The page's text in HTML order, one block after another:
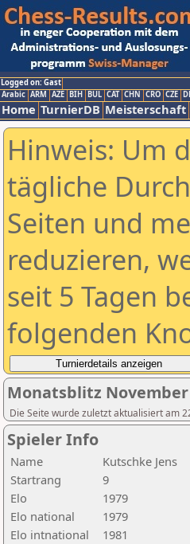
Logged on: Gast
Arabic ARM AZE BIH BUL CAT CHN CRO CZE
Home TurnierDB Meisterschaft
Hinweis: Um
tägliche
Seiten und
reduzieren,
seit 5 Tagen
folgenden
Monatsblitz November
Die Seite wurde zuletzt aktualisiert am
Spieler Info
Name
Kutschke Jens
Startrang
9
Elo
1979
Elo national
1979
Elo intnational
1981